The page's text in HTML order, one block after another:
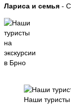
Лариса и семья -
Наши туристы